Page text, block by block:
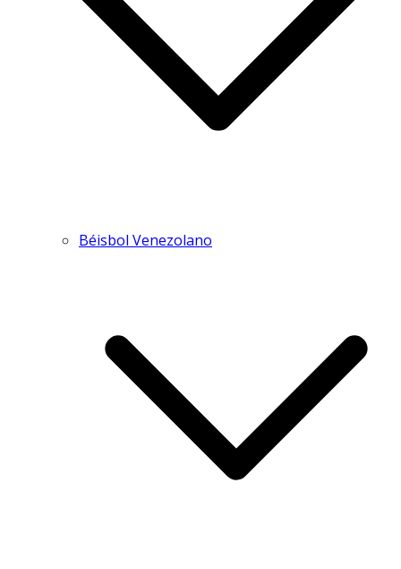
Béisbol Venezolano